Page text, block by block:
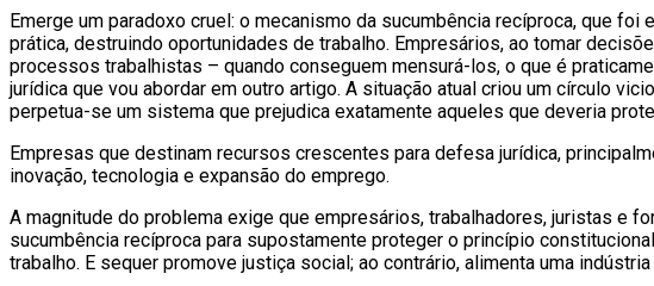
Emerge um paradoxo cruel: o mecanismo da sucumbência recíproca, que
prática, destruindo oportunidades de trabalho. Empresários, ao tomar
processos trabalhistas – quando conseguem mensurá-los, o que é
jurídica que vou abordar em outro artigo. A situação atual criou um círculo
perpetua-se um sistema que prejudica exatamente aqueles que deveria
Empresas que destinam recursos crescentes para defesa jurídica,
inovação, tecnologia e expansão do emprego.
A magnitude do problema exige que empresários, trabalhadores, juristas e
sucumbência recíproca para supostamente proteger o princípio
trabalho. E sequer promove justiça social; ao contrário, alimenta uma